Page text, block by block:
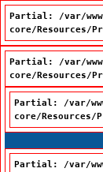
Partial: /var/
core/Resources/
Partial: /var/
core/Resources/
Partial: /var/
core/
Passer à la
Passer au contenu
Passer à la
Partial: /var/